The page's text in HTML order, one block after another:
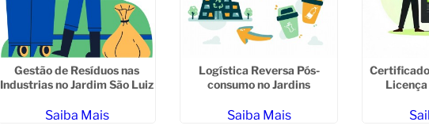
Gestão de Resíduos nas
Industrias no Jardim São Luiz
Saiba Mais
Logística Reversa Pós-
consumo no Jardins
Saiba Mais
Licença